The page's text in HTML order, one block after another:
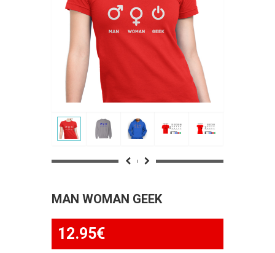
MAN WOMAN GEEK
12.95€